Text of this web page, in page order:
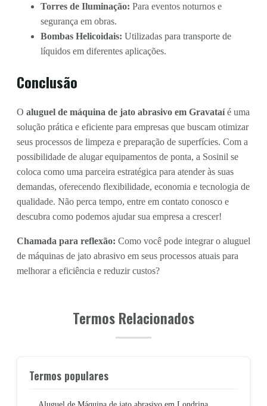
Torres de Iluminação: Para eventos noturnos e
segurança em obras.
Bombas Helicoidais: Utilizadas para transporte de
líquidos em diferentes aplicações.
Conclusão
O aluguel de máquina de jato abrasivo em Gravataíé uma
solução prática e eficiente para empresas que buscam otimizar
seus processos de limpeza e preparação de superfícies. Com a
possibilidade de alugar equipamentos de ponta, a Sosinil se
coloca como uma parceira estratégica para atender às suas
demandas, oferecendo flexibilidade, economia e tecnologia de
qualidade. Não perca tempo, entre em contato conosco e
descubra como podemos ajudar sua empresa a crescer!
Chamada para reflexão: Como você pode integrar o aluguel
de máquinas de jato abrasivo em seus processos atuais para
melhorar a eficiência e reduzir custos?
Termos Relacionados
Termos populares